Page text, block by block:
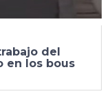
del
en los bous